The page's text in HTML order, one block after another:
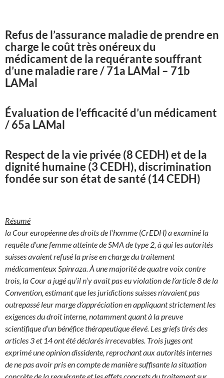
Refus de l’assurance maladie de prendre en
charge le coût très onéreux du
médicament de la requérante souffrant
d’une maladie rare / 71a LAMal – 71b
LAMal
Évaluation de l’efficacité d’un médicament
/ 65a LAMal
Respect de la vie privée (8 CEDH) et de la
dignité humaine (3 CEDH), discrimination
fondée sur son état de santé (14 CEDH)
Résumé
la Cour européenne des droits de l’homme (CrEDH) a examiné la
requête d’une femme atteinte de SMA de type 2, à qui les autorités
suisses avaient refusé la prise en charge du traitement
médicamenteux Spinraza. À une majorité de quatre voix contre
trois, la Cour a jugé qu’il n’y avait pas eu violation de l’article 8 de la
Convention, estimant que les juridictions suisses n’avaient pas
outrepassé leur marge d’appréciation en appliquant strictement les
exigences du droit interne, notamment quant à la preuve
scientifique d’un bénéfice thérapeutique élevé. Les griefs tirés des
articles 3 et 14 ont été déclarés irrecevables. Trois juges ont
exprimé une opinion dissidente, reprochant aux autorités internes
de ne pas avoir pris en compte de manière suffisante la situation
concrète de la requérante et les effets concrets du traitement sur